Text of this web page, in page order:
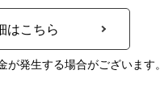
はこちら
発生する場合がございます。